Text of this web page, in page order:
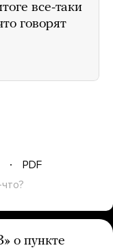
все-таки
говорят
PDF
о пункте